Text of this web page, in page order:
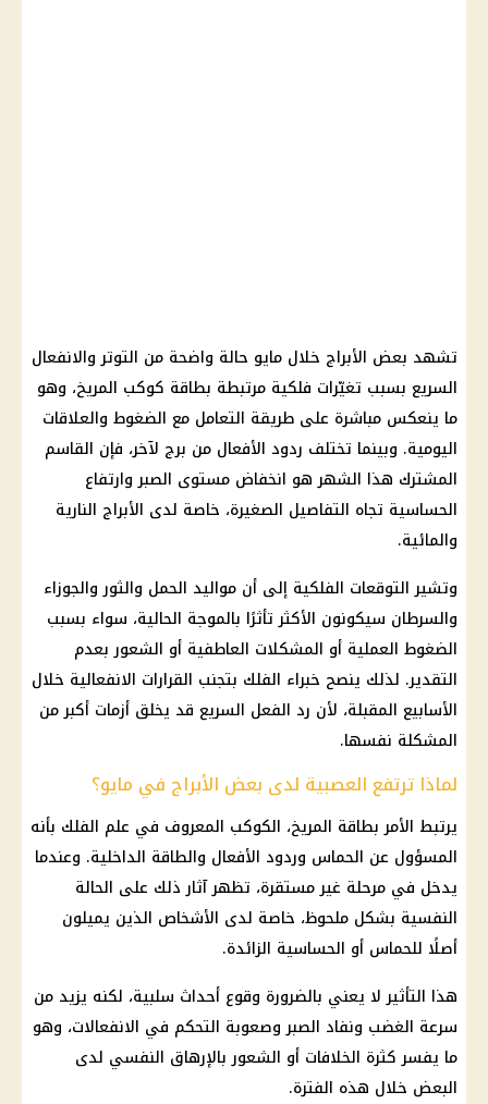
تشهد بعض الأبراج خلال مايو حالة واضحة من التوتر والانفعال
السريع بسبب تغيّرات فلكية مرتبطة بطاقة كوكب المريخ، وهو
ما ينعكس مباشرة على طريقة التعامل مع الضغوط والعلاقات
اليومية. وبينما تختلف ردود الأفعال من برج لآخر، فإن القاسم
المشترك هذا الشهر هو انخفاض مستوى الصبر وارتفاع
الحساسية تجاه التفاصيل الصغيرة، خاصة لدى الأبراج النارية
والمائية.
وتشير التوقعات الفلكية إلى أن مواليد الحمل والثور والجوزاء
والسرطان سيكونون الأكثر تأثرًا بالموجة الحالية، سواء بسبب
الضغوط العملية أو المشكلات العاطفية أو الشعور بعدم
التقدير. لذلك ينصح خبراء الفلك بتجنب القرارات الانفعالية خلال
الأسابيع المقبلة، لأن رد الفعل السريع قد يخلق أزمات أكبر من
المشكلة نفسها.
لماذا ترتفع العصبية لدى بعض الأبراج في مايو؟
يرتبط الأمر بطاقة المريخ، الكوكب المعروف في علم الفلك بأنه
المسؤول عن الحماس وردود الأفعال والطاقة الداخلية. وعندما
يدخل في مرحلة غير مستقرة، تظهر آثار ذلك على الحالة
النفسية بشكل ملحوظ، خاصة لدى الأشخاص الذين يميلون
أصلًا للحماس أو الحساسية الزائدة.
هذا التأثير لا يعني بالضرورة وقوع أحداث سلبية، لكنه يزيد من
سرعة الغضب ونفاد الصبر وصعوبة التحكم في الانفعالات، وهو
ما يفسر كثرة الخلافات أو الشعور بالإرهاق النفسي لدى
البعض خلال هذه الفترة.